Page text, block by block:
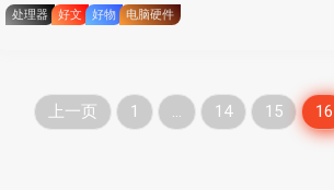
处理器 好文 好物 电脑硬件
文
上一页 1 … 14 15 16